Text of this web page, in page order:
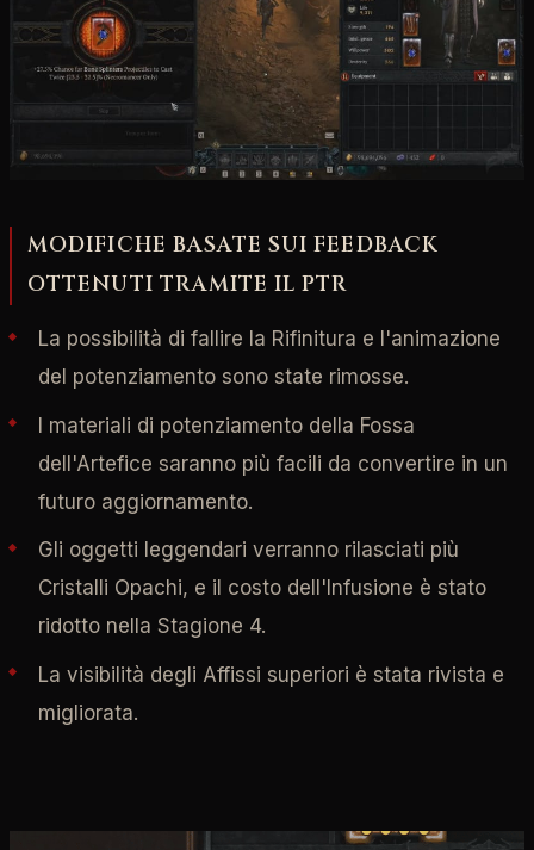
MODIFICHE BASATE SUI FEEDBACK
OTTENUTI TRAMITE IL PTR
La possibilità di fallire la Rifinitura e l'animazione
del potenziamento sono state rimosse.
I materiali di potenziamento della Fossa
dell'Artefice saranno più facili da convertire in un
futuro aggiornamento.
Gli oggetti leggendari verranno rilasciati più
Cristalli Opachi, e il costo dell'Infusione è stato
ridotto nella Stagione 4.
La visibilità degli Affissi superiori è stata rivista e
migliorata.